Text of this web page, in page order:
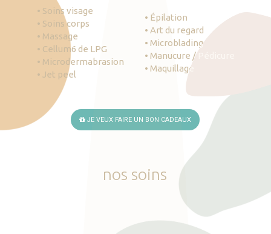
• Soins visage
• Soins corps
• Massage
• Cellum6 de LPG
• Microdermabrasion
• Jet peel
• Épilation
• Art du regard
• Microblading
• Manucure / Pédicure
• Maquillage
JE VEUX FAIRE UN BON CADEAUX
nos soins